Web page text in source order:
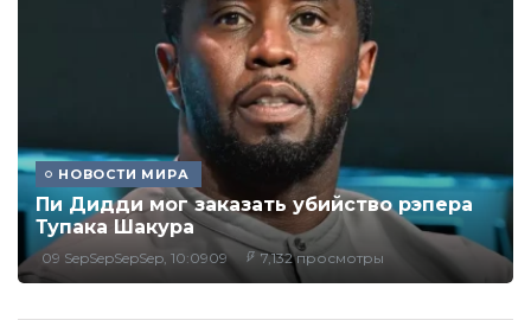
НОВОСТИ МИРА
Пи Дидди мог заказать убийство рэпера
Тупака Шакура
09 SepSepSepSep, 10:0909 7,132 просмотры